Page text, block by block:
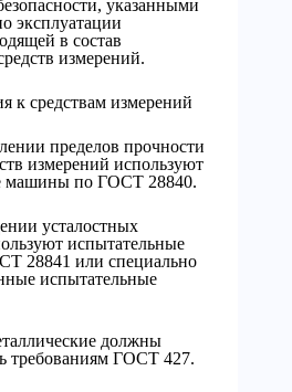
указанными
эксплуатации
в состав
измерений.
средствам измерений
пределов прочности
измерений используют
машины по ГОСТ 28840.
усталостных
испытательные
28841 или специально
испытательные
должны
требованиям ГОСТ 427.